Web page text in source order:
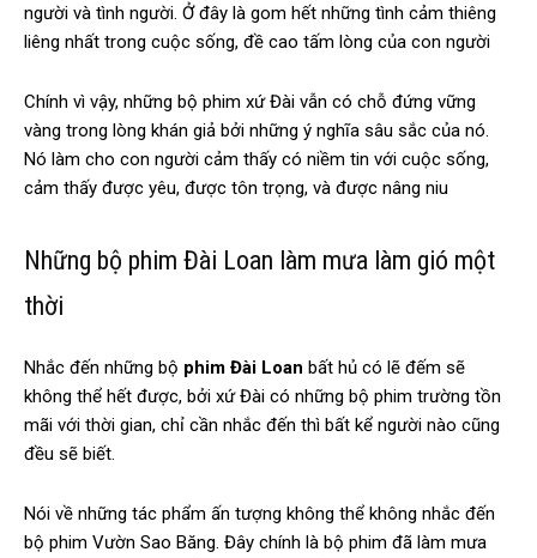
người và tình người. Ở đây là gom hết những tình cảm thiêng
liêng nhất trong cuộc sống, đề cao tấm lòng của con người
Chính vì vậy, những bộ phim xứ Đài vẫn có chỗ đứng vững
vàng trong lòng khán giả bởi những ý nghĩa sâu sắc của nó.
Nó làm cho con người cảm thấy có niềm tin với cuộc sống,
cảm thấy được yêu, được tôn trọng, và được nâng niu
Những bộ phim Đài Loan làm mưa làm gió một
thời
Nhắc đến những bộ phim Đài Loan bất hủ có lẽ đếm sẽ
không thể hết được, bởi xứ Đài có những bộ phim trường tồn
mãi với thời gian, chỉ cần nhắc đến thì bất kể người nào cũng
đều sẽ biết.
Nói về những tác phẩm ấn tượng không thể không nhắc đến
bộ phim Vườn Sao Băng. Đây chính là bộ phim đã làm mưa